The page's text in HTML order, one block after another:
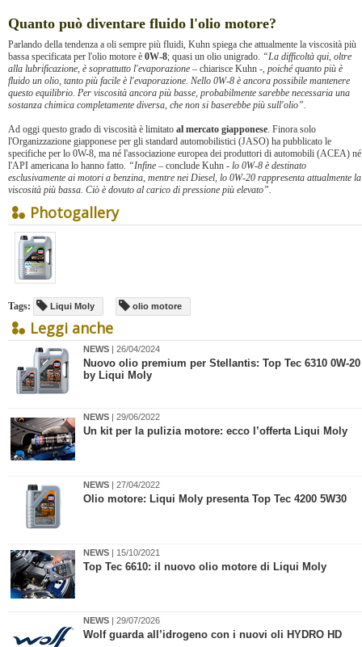
Quanto può diventare fluido l'olio motore?
Parlando della tendenza a oli sempre più fluidi, Kuhn spiega che attualmente la viscosità più
bassa specificata per l'olio motore è 0W-8; quasi un olio unigrado. “La difficoltà qui, oltre
alla lubrificazione, è soprattutto l'evaporazione – chiarisce Kuhn -, poiché quanto più è
fluido un olio, tanto più facile è l'evaporazione. Nello 0W-8 è ancora possibile mantenere
questo equilibrio. Per viscosità ancora più basse, probabilmente sarebbe necessaria una
sostanza chimica completamente diversa, che non si baserebbe più sull'olio”.
Ad oggi questo grado di viscosità è limitato al mercato giapponese. Finora solo
l'Organizzazione giapponese per gli standard automobilistici (JASO) ha pubblicato le
specifiche per lo 0W-8, ma né l'associazione europea dei produttori di automobili (ACEA) né
l'API americana lo hanno fatto. “Infine – conclude Kuhn - lo 0W-8 è destinato
esclusivamente ai motori a benzina, mentre nei Diesel, lo 0W-20 rappresenta attualmente la
viscosità più bassa. Ciò è dovuto al carico di pressione più elevato”.
Photogallery
Tags: Liqui Moly olio motore
Leggi anche
NEWS | 26/04/2024
​Nuovo olio premium per Stellantis: Top Tec 6310 0W-20
by Liqui Moly
NEWS | 29/06/2022
​Un kit per la pulizia motore: ecco l’offerta Liqui Moly
NEWS | 27/04/2022
Olio motore: Liqui Moly presenta Top Tec 4200 5W30
NEWS | 15/10/2021
Top Tec 6610: il nuovo olio motore di Liqui Moly
NEWS | 29/07/2026
Wolf guarda all’idrogeno con i nuovi oli HYDRO HD